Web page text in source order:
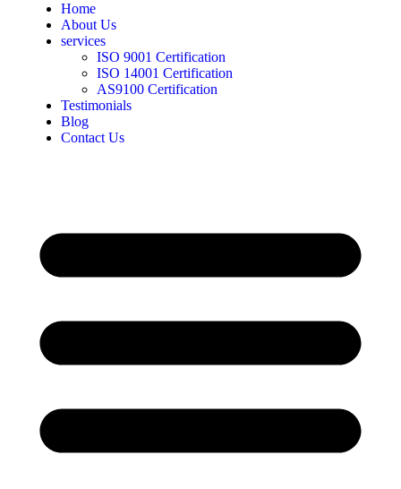
Home
About Us
services
ISO 9001 Certification
ISO 14001 Certification
AS9100 Certification
Testimonials
Blog
Contact Us